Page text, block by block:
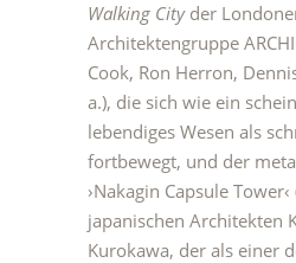
Walking City der
Architektengruppe
Cook, Ron Herron,
a.), die sich wie ein
lebendiges Wesen als
fortbewegt, und der
›Nakagin Capsule
japanischen Architekten
Kurokawa, der als einer